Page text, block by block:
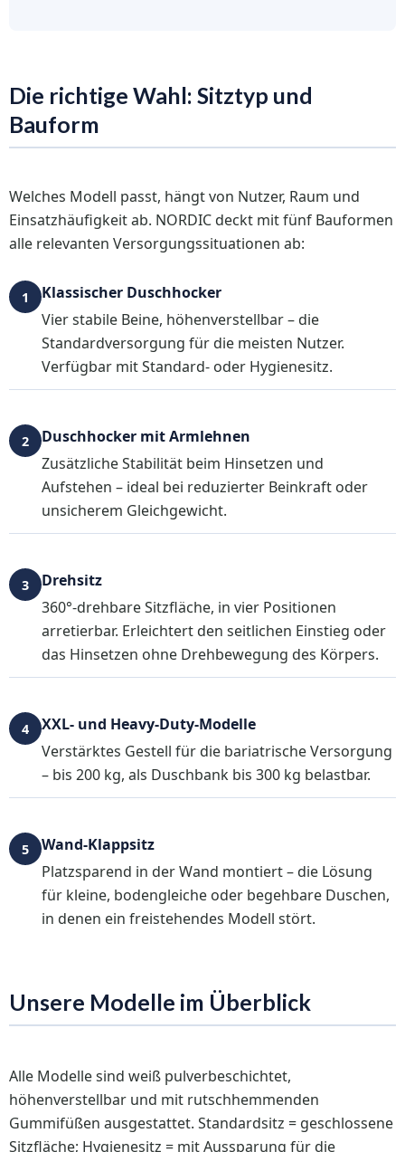
Die richtige Wahl: Sitztyp und
Bauform
Welches Modell passt, hängt von Nutzer, Raum und
Einsatzhäufigkeit ab. NORDIC deckt mit fünf Bauformen
alle relevanten Versorgungssituationen ab:
1
Klassischer Duschhocker
Vier stabile Beine, höhenverstellbar – die
Standardversorgung für die meisten Nutzer.
Verfügbar mit Standard- oder Hygienesitz.
2
Duschhocker mit Armlehnen
Zusätzliche Stabilität beim Hinsetzen und
Aufstehen – ideal bei reduzierter Beinkraft oder
unsicherem Gleichgewicht.
3
Drehsitz
360°-drehbare Sitzfläche, in vier Positionen
arretierbar. Erleichtert den seitlichen Einstieg oder
das Hinsetzen ohne Drehbewegung des Körpers.
4
XXL- und Heavy-Duty-Modelle
Verstärktes Gestell für die bariatrische Versorgung
– bis 200 kg, als Duschbank bis 300 kg belastbar.
5
Wand-Klappsitz
Platzsparend in der Wand montiert – die Lösung
für kleine, bodengleiche oder begehbare Duschen,
in denen ein freistehendes Modell stört.
Unsere Modelle im Überblick
Alle Modelle sind weiß pulverbeschichtet,
höhenverstellbar und mit rutschhemmenden
Gummifüßen ausgestattet. Standardsitz = geschlossene
Sitzfläche; Hygienesitz = mit Aussparung für die